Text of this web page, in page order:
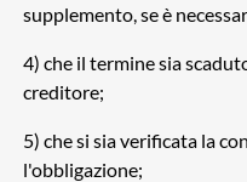
supplemento, se è
4) che il termine sia
creditore;
5) che si sia verificata la
l'obbligazione;